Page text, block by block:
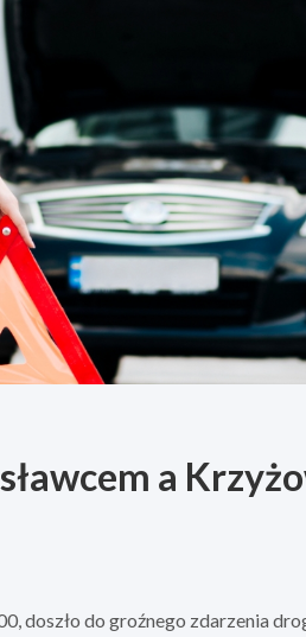
a
doszło do groźnego zdarzenia